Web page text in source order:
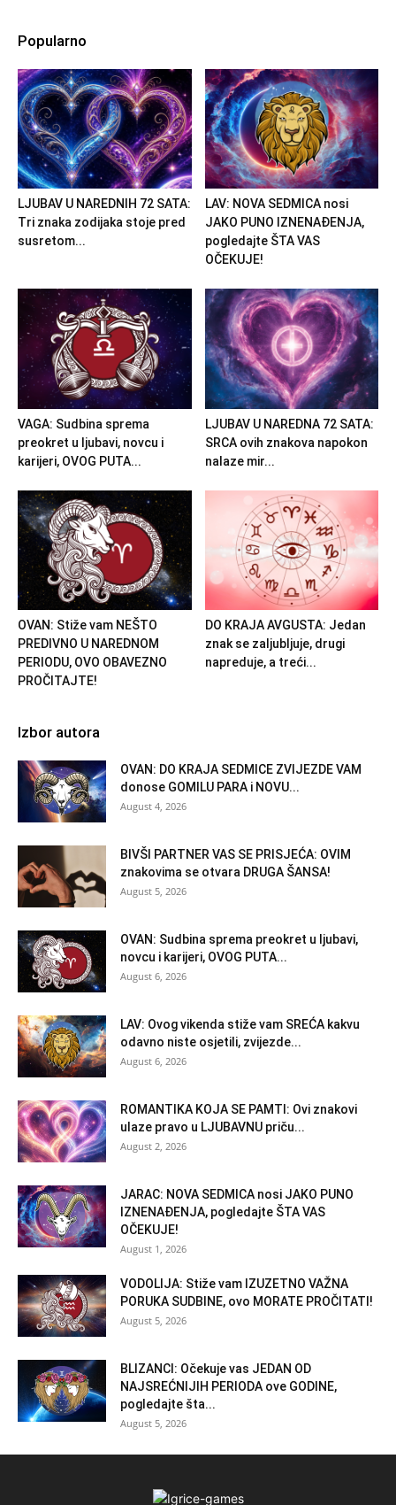
Popularno
LJUBAV U NAREDNIH 72 SATA:
Tri znaka zodijaka stoje pred
susretom...
LAV: NOVA SEDMICA nosi
JAKO PUNO IZNENAĐENJA,
pogledajte ŠTA VAS
OČEKUJE!
VAGA: Sudbina sprema
preokret u ljubavi, novcu i
karijeri, OVOG PUTA...
LJUBAV U NAREDNA 72 SATA:
SRCA ovih znakova napokon
nalaze mir...
OVAN: Stiže vam NEŠTO
PREDIVNO U NAREDNOM
PERIODU, OVO OBAVEZNO
PROČITAJTE!
DO KRAJA AVGUSTA: Jedan
znak se zaljubljuje, drugi
napreduje, a treći...
Izbor autora
OVAN: DO KRAJA SEDMICE ZVIJEZDE VAM
donose GOMILU PARA i NOVU...
August 4, 2026
BIVŠI PARTNER VAS SE PRISJEĆA: OVIM
znakovima se otvara DRUGA ŠANSA!
August 5, 2026
OVAN: Sudbina sprema preokret u ljubavi,
novcu i karijeri, OVOG PUTA...
August 6, 2026
LAV: Ovog vikenda stiže vam SREĆA kakvu
odavno niste osjetili, zvijezde...
August 6, 2026
ROMANTIKA KOJA SE PAMTI: Ovi znakovi
ulaze pravo u LJUBAVNU priču...
August 2, 2026
JARAC: NOVA SEDMICA nosi JAKO PUNO
IZNENAĐENJA, pogledajte ŠTA VAS
OČEKUJE!
August 1, 2026
VODOLIJA: Stiže vam IZUZETNO VAŽNA
PORUKA SUDBINE, ovo MORATE PROČITATI!
August 5, 2026
BLIZANCI: Očekuje vas JEDAN OD
NAJSREĆNIJIH PERIODA ove GODINE,
pogledajte šta...
August 5, 2026